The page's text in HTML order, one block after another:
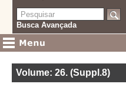
Busca Avançada
Volume: 26. (Suppl.8)